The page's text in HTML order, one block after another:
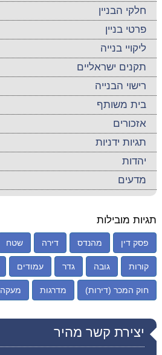
חלקי הבניין
פרטי בניין
ליקויי בנייה
תקנים ישראליים
רישוי הבנייה
בית משותף
אזכורים
תגיות ידניות
יהדות
מדעים
תגיות מובילות
פסק דין מהנדס דירה שטח
קורות גובה גדר עמודים
חוק המכר (דירות) מדרגות מעקה
יצירת קשר מהיר